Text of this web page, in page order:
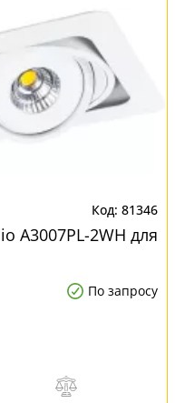
81346
A3007PL-2WH для
По запросу